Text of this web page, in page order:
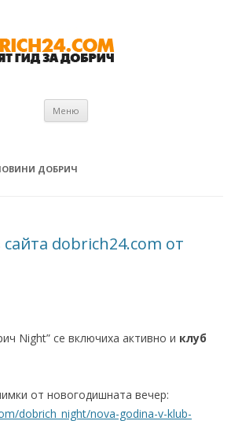
Меню
ДОБРИЧ
dobrich24.com от
Night” се включиха активно и клуб
от новогодишната вечер:
dobrich_night/nova-godina-v-klub-